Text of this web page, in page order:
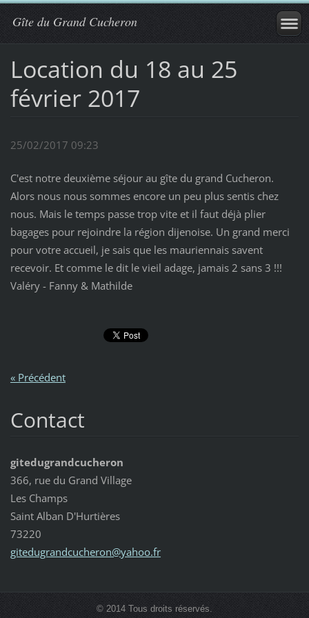
Gîte du Grand Cucheron
Location du 18 au 25
février 2017
25/02/2017 09:23
C'est notre deuxième séjour au gîte du grand Cucheron.
Alors nous nous sommes encore un peu plus sentis chez
nous. Mais le temps passe trop vite et il faut déjà plier
bagages pour rejoindre la région dijenoise. Un grand merci
pour votre accueil, je sais que les mauriennais savent
recevoir. Et comme le dit le vieil adage, jamais 2 sans 3 !!!
Valéry - Fanny & Mathilde
« Précédent
Contact
gitedugrandcucheron
366, rue du Grand Village
Les Champs
Saint Alban D'Hurtières
73220
gitedugrandcucheron@yahoo.fr
© 2014 Tous droits réservés.